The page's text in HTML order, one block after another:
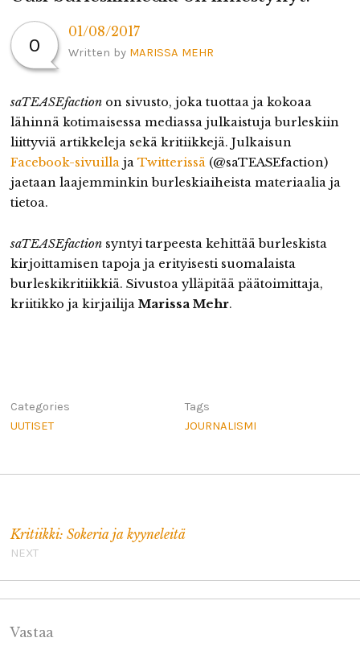
0
01/08/2017
Written by MARISSA MEHR
saTEASEfactionon sivusto, joka tuottaa ja kokoaa
lähinnä kotimaisessa mediassa julkaistuja burleskiin
liittyviä artikkeleja sekä kritiikkejä. Julkaisun
Facebook-sivuillaja Twitterissä(@saTEASEfaction)
jaetaan laajemminkin burleskiaiheista materiaalia ja
tietoa.
saTEASEfactionsyntyi tarpeesta kehittää burleskista
kirjoittamisen tapoja ja erityisesti suomalaista
burleskikritiikkiä. Sivustoa ylläpitää päätoimittaja,
kriitikko ja kirjailija Marissa Mehr.
Categories
UUTISET
Tags
JOURNALISMI
Kritiikki: Sokeria ja kyyneleitä
NEXT
Vastaa